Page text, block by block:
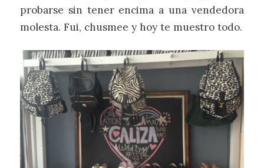
probarse sin tener encima a una vendedora
molesta. Fui, chusmee y hoy te muestro todo.